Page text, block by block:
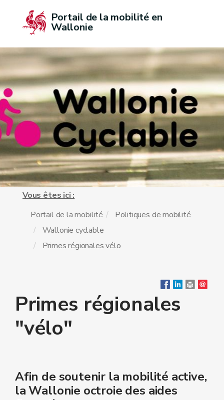
Portail de la mobilité en
Wallonie
Vous êtes ici :
Portail de la mobilité
Politiques de mobilité
Wallonie cyclable
Primes régionales vélo
Primes régionales
"vélo"
Afin de soutenir la mobilité active,
la Wallonie octroie des aides